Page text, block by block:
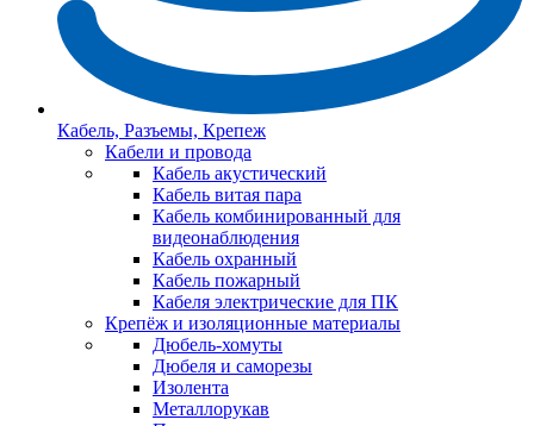
Кабель, Разъемы, Крепеж
Кабели и провода
Кабель акустический
Кабель витая пара
Кабель комбинированный для
видеонаблюдения
Кабель охранный
Кабель пожарный
Кабеля электрические для ПК
Крепёж и изоляционные материалы
Дюбель-хомуты
Дюбеля и саморезы
Изолента
Металлорукав